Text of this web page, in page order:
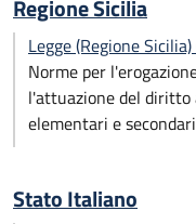
Regione Sicilia
Legge (Regione
Norme per
l'attuazione del diritto
elementari e
Stato Italiano